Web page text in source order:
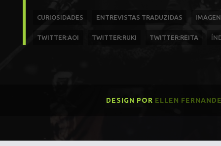
CURIOSIDADES ENTREVISTAS TRADUZIDAS
TWITTER:AOI TWITTER:RUKI TWITTER:REITA
DESIGN POR ELLEN